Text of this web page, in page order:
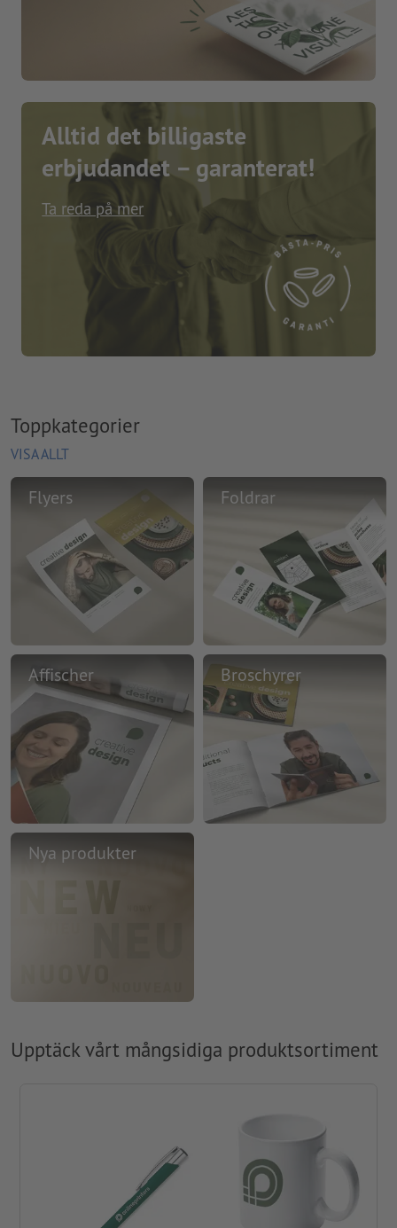
Alltid det billigaste
erbjudandet – garanterat!
Ta reda på mer
Toppkategorier
VISA ALLT
Flyers Foldrar
Affischer Broschyrer
Nya produkter
Upptäck vårt mångsidiga produktsortiment